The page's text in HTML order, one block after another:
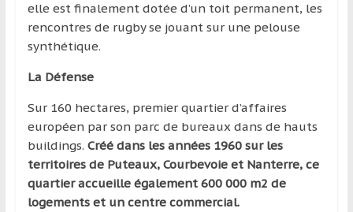
elle est finalement dotée d’un toit permanent, les
rencontres de rugby se jouant sur une pelouse
synthétique.
La Défense
Sur 160 hectares, premier quartier d’affaires
européen par son parc de bureaux dans de hauts
buildings. Créé dans les années 1960 sur les
territoires de Puteaux, Courbevoie et Nanterre, ce
quartier accueille également 600 000 m2 de
logements et un centre commercial.